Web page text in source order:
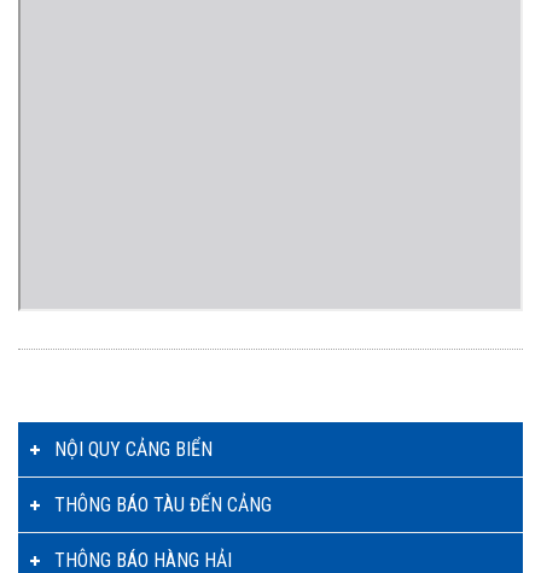
NỘI QUY CẢNG BIỂN
THÔNG BÁO TÀU ĐẾN CẢNG
THÔNG BÁO HÀNG HẢI